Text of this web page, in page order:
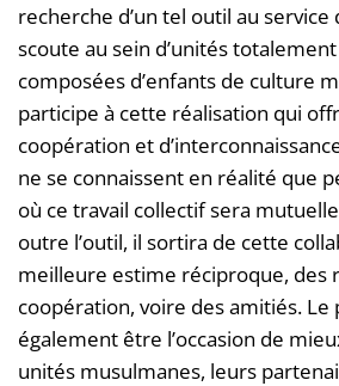
recherche d’un tel outil au service
scoute au sein d’unités
composées d’enfants de culture
participe à cette réalisation qui
coopération et
ne se connaissent en réalité que
où ce travail collectif sera
outre l’outil, il sortira de cette
meilleure estime réciproque, des
coopération, voire des amitiés. Le
également être l’occasion de
unités musulmanes, leurs